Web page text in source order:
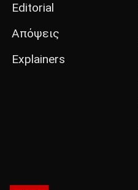
Editorial
Απόψεις
Explainers